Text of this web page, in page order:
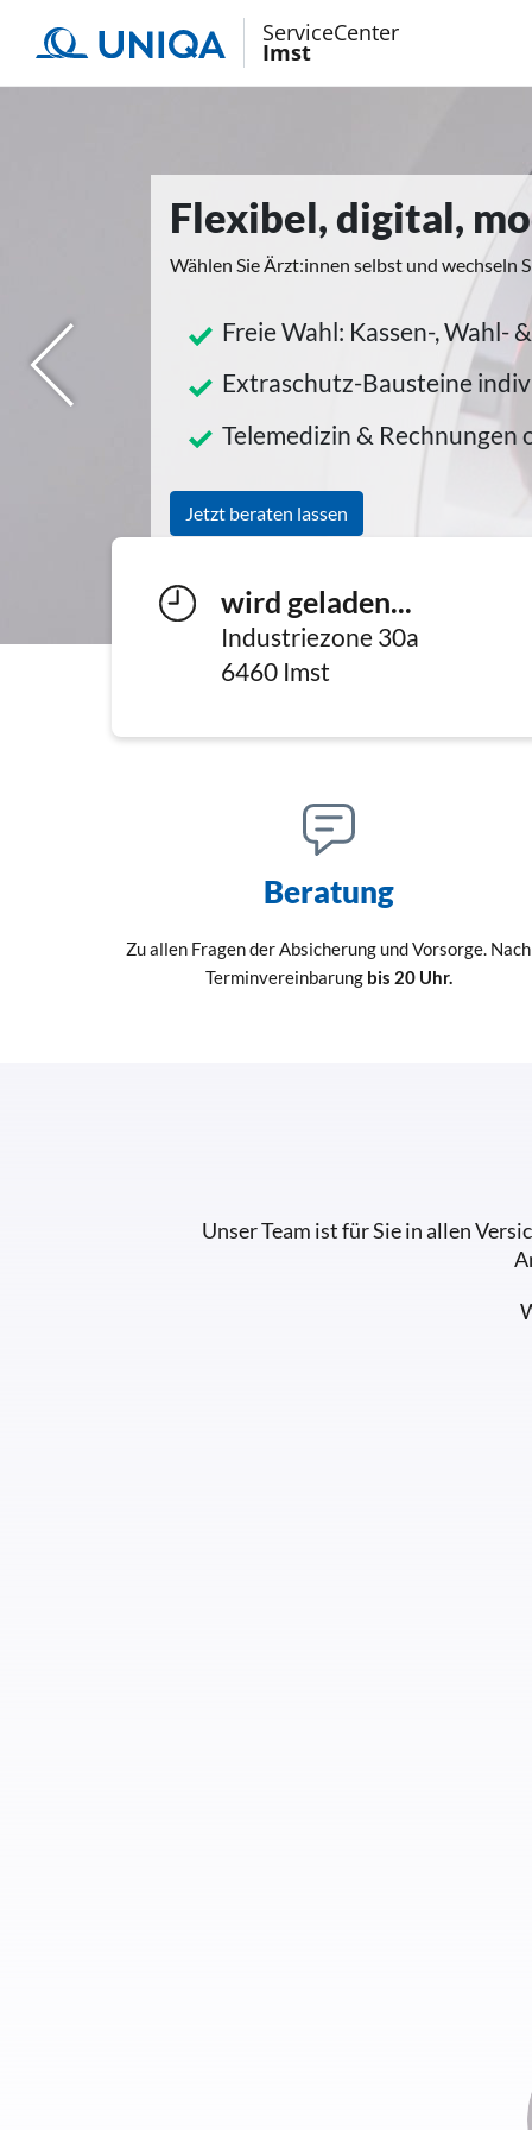
ServiceCenter
Imst
Flexibel, digital,
Wählen Sie Ärzt:innen selbst und wechseln
Freie Wahl: Kassen-, Wahl-
Extraschutz-Bausteine
Telemedizin &
Jetzt beraten lassen
wird geladen...
Industriezone 30a
6460 Imst
Beratung
Zu allen Fragen der Absicherung und Vorsorge. Nach
Terminvereinbarung bis 20 Uhr.
Unser Team ist für Sie in allen